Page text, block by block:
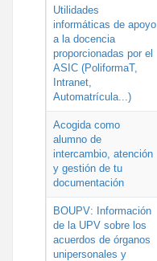
Utilidades
informáticas de apoyo
a la docencia
proporcionadas por el
ASIC (PoliformaT,
Intranet,
Automatrícula...)
Acogida como
alumno de
intercambio, atención
y gestión de tu
documentación
BOUPV: Información
de la UPV sobre los
acuerdos de órganos
unipersonales y